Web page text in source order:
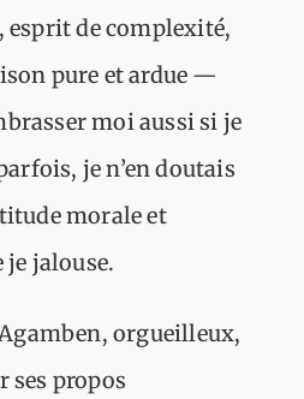
esprit de complexité,
pure et ardue —
moi aussi si je
je n’en doutais
morale et
jalouse.
orgueilleux,
ses propos